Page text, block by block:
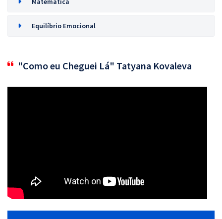
Equilíbrio Emocional
"Como eu Cheguei Lá" Tatyana Kovaleva